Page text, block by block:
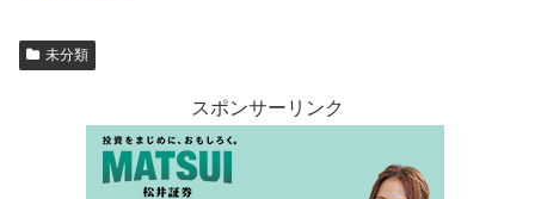
未分類
スポンサーリンク